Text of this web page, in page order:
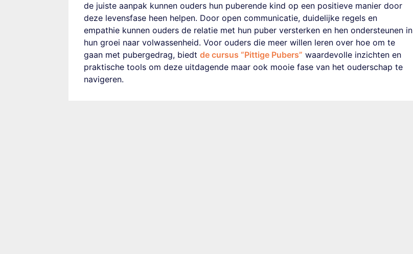
de juiste aanpak kunnen ouders hun puberende kind op een positieve manier door
deze levensfase heen helpen. Door open communicatie, duidelijke regels en
empathie kunnen ouders de relatie met hun puber versterken en hen ondersteunen in
hun groei naar volwassenheid. Voor ouders die meer willen leren over hoe om te
gaan met pubergedrag, biedtde cursus “Pittige Pubers” waardevolle inzichten en
praktische tools om deze uitdagende maar ook mooie fase van het ouderschap te
navigeren.